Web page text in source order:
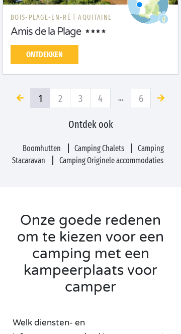
BOIS-PLAGE-EN-RÉ | AQUITAINE
Amis de la Plage
ONTDEKKEN
1 2 3 4 … 6
Ontdek ook
Boomhutten Camping Chalets
Camping
Stacaravan
Camping Originele accommodaties
Onze goede redenen
om te kiezen voor een
camping met een
kampeerplaats voor
camper
Welk diensten- en